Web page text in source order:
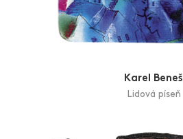
Karel Beneš
Lidová píseň